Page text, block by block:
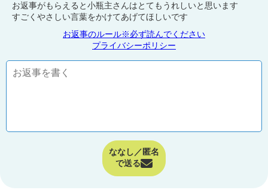
お返事がもらえると小瓶主さんはとてもうれしいと思います
すごくやさしい言葉をかけてあげてほしいです
お返事のルール※必ず読んでください
プライバシーポリシー
ななし／匿名
で送る